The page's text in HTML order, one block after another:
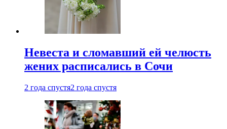
Невеста и сломавший ей челюсть
жених расписались в Сочи
2 года спустя2 года спустя